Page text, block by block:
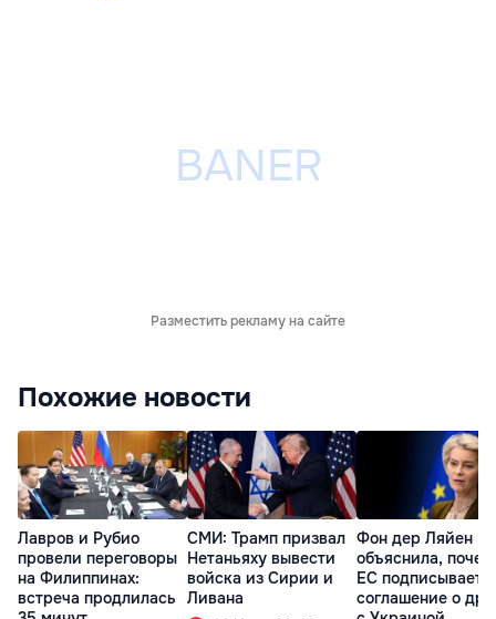
Разместить рекламу на сайте
Похожие новости
Лавров и Рубио
провели переговоры
на Филиппинах:
встреча продлилась
СМИ: Трамп призвал
Нетаньяху вывести
войска из Сирии и
Ливана
Фон дер Ляйен
объяснила,
ЕС подписывает
соглашение о